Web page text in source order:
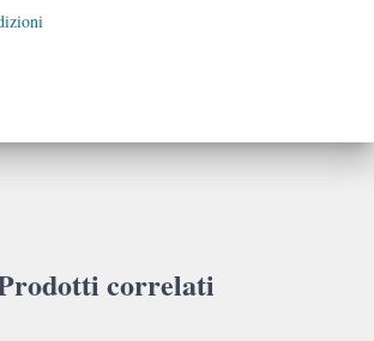
correlati